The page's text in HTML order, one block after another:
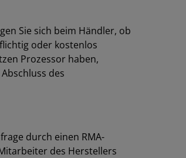
Sie sich beim Händler, ob
oder kostenlos
Prozessor haben,
des
durch einen RMA-
des Herstellers